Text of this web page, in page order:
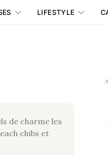
LIFESTYLE
de charme les
clubs et